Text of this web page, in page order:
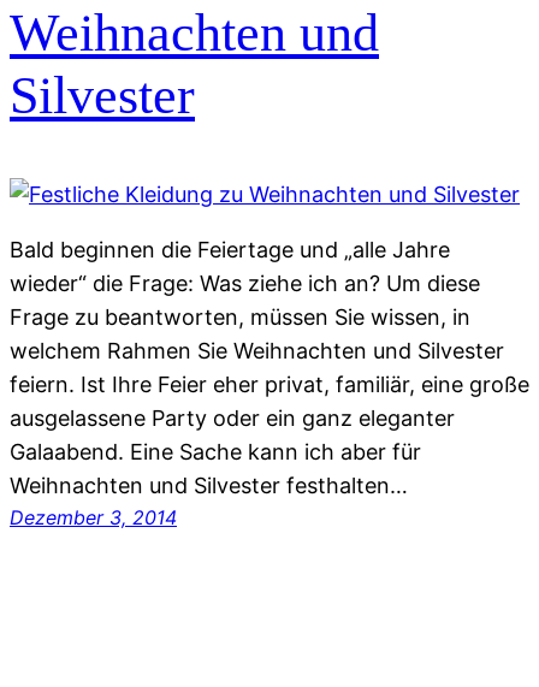
Weihnachten und
Silvester
Bald beginnen die Feiertage und „alle Jahre
wieder“ die Frage: Was ziehe ich an? Um diese
Frage zu beantworten, müssen Sie wissen, in
welchem Rahmen Sie Weihnachten und Silvester
feiern. Ist Ihre Feier eher privat, familiär, eine große
ausgelassene Party oder ein ganz eleganter
Galaabend. Eine Sache kann ich aber für
Weihnachten und Silvester festhalten…
Dezember 3, 2014